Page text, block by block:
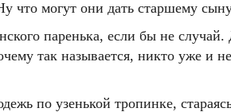
что могут они дать старшему
паренька, если бы не
так называется, никто уже
по узенькой тропинке,